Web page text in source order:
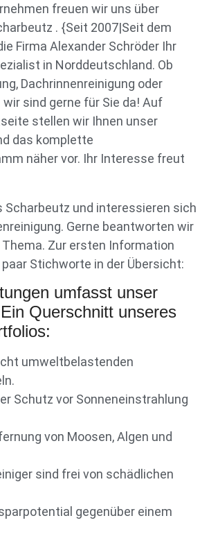
freuen wir uns über
. {Seit 2007|Seit dem
Firma Alexander Schröder Ihr
in Norddeutschland. Ob
Dachrinnenreinigung oder
sind gerne für Sie da! Auf
stellen wir Ihnen unser
das komplette
näher vor. Ihr Interesse freut
Scharbeutz und interessieren sich
Gerne beantworten wir
Thema. Zur ersten Information
Stichworte in der Übersicht:
umfasst unser
Querschnitt unseres
umweltbelastenden
Schutz vor Sonneneinstrahlung
von Moosen, Algen und
sind frei von schädlichen
gegenüber einem